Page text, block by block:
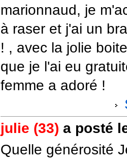
marionnaud, je
à raser et j'ai un
! , avec la jolie
que je l'ai eu
femme a adoré !
julie (33) a posté
Quelle générosité